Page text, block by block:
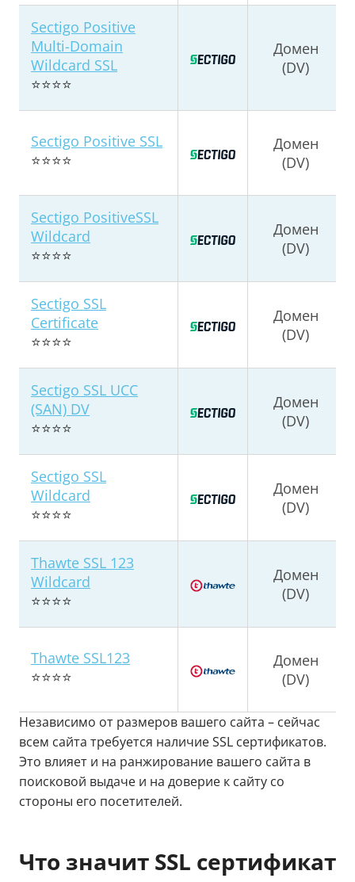
Sectigo Positive
Multi-Domain
Wildcard SSL
⭐⭐⭐⭐
Домен
(DV)
Sectigo Positive SSL
⭐⭐⭐⭐
Домен
(DV)
Sectigo PositiveSSL
Wildcard
⭐⭐⭐⭐
Домен
(DV)
Sectigo SSL
Certificate
⭐⭐⭐⭐
Домен
(DV)
Sectigo SSL UCC
(SAN) DV
⭐⭐⭐⭐
Домен
(DV)
Sectigo SSL
Wildcard
⭐⭐⭐⭐
Домен
(DV)
Thawte SSL 123
Wildcard
⭐⭐⭐⭐
Домен
(DV)
Thawte SSL123
⭐⭐⭐⭐
Домен
(DV)
Независимо от размеров вашего сайта – сейчас
всем сайта требуется наличие SSL сертификатов.
Это влияет и на ранжирование вашего сайта в
поисковой выдаче и на доверие к сайту со
стороны его посетителей.
Что значит SSL сертификат